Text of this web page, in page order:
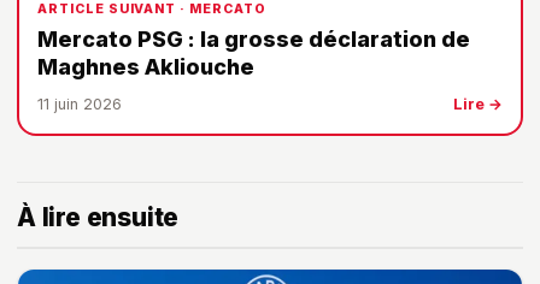
ARTICLE SUIVANT · MERCATO
Mercato PSG : la grosse déclaration de
Maghnes Akliouche
11 juin 2026 Lire →
À lire ensuite